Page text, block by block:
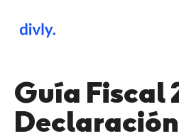
Guía Fiscal